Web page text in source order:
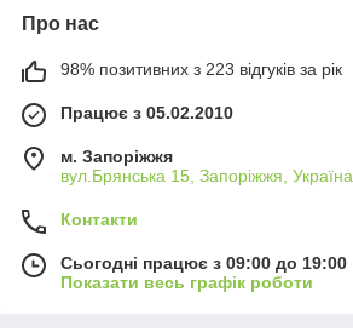
Про нас
98% позитивних з 223 відгуків за рік
Працює з 05.02.2010
м. Запоріжжя
вул.Брянська 15, Запоріжжя, Україна
Контакти
Сьогодні працює з 09:00 до 19:00
Показати весь графік роботи